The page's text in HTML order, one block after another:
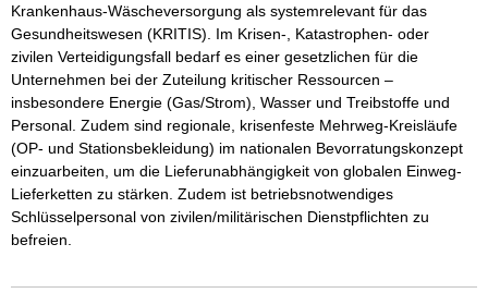
Krankenhaus-Wäscheversorgung als systemrelevant für das
Gesundheitswesen (KRITIS). Im Krisen-, Katastrophen- oder
zivilen Verteidigungsfall bedarf es einer gesetzlichen für die
Unternehmen bei der Zuteilung kritischer Ressourcen –
insbesondere Energie (Gas/Strom), Wasser und Treibstoffe und
Personal. Zudem sind regionale, krisenfeste Mehrweg-Kreisläufe
(OP- und Stationsbekleidung) im nationalen Bevorratungskonzept
einzuarbeiten, um die Lieferunabhängigkeit von globalen Einweg-
Lieferketten zu stärken. Zudem ist betriebsnotwendiges
Schlüsselpersonal von zivilen/militärischen Dienstpflichten zu
befreien.